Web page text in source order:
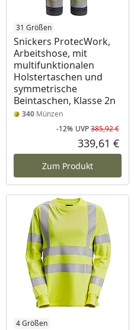
in ProzentPreis
Preis
31 Größen
Snickers ProtecWork,
Arbeitshose, mit
multifunktionalen
Holstertaschen und
symmetrische
Beintaschen, Klasse 2n
340Münzen
-12% UVP385,92 €
339,61 €
Zum Produkt
4 Größen